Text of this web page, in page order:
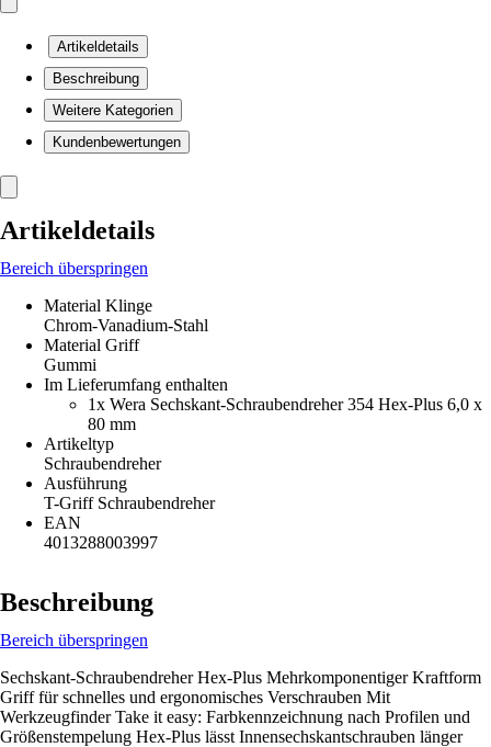
Artikeldetails
Beschreibung
Weitere Kategorien
Kundenbewertungen
Artikeldetails
Bereich überspringen
Material Klinge
Chrom-Vanadium-Stahl
Material Griff
Gummi
Im Lieferumfang enthalten
1x Wera Sechskant-Schraubendreher 354 Hex-Plus 6,0 x
80 mm
Artikeltyp
Schraubendreher
Ausführung
T-Griff Schraubendreher
EAN
4013288003997
Beschreibung
Bereich überspringen
Sechskant-Schraubendreher Hex-Plus Mehrkomponentiger Kraftform
Griff für schnelles und ergonomisches Verschrauben Mit
Werkzeugfinder Take it easy: Farbkennzeichnung nach Profilen und
Größenstempelung Hex-Plus lässt Innensechskantschrauben länger